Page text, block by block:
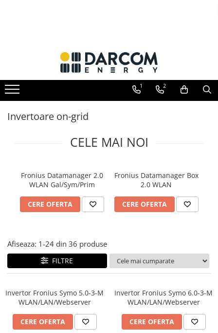
Residential
Industrial
Invertoare hibrid
Multiplus
Invertoare on-grid
Invertoare On-Grid uz rezidențial
Invertoare On-Grid uz industrial
Incarcatoare solare
MPPT
Convertoare DC-DC
Monitorizare si control
Protectii & izolatoare baterii
Cabluri si interfete
1 2
Invertoare on-grid
CELE MAI NOI
Fronius Datamanager 2.0
WLAN Gal/Sym/Prim
CERE OFERTA
Fronius Datamanager Box
2.0 WLAN
CERE OFERTA
Afiseaza: 1-24 din 36 produse
FILTRE
Invertor Fronius Symo 5.0-3-M
WLAN/LAN/Webserver
CERE OFERTA
Invertor Fronius Symo 6.0-3-M
WLAN/LAN/Webserver
CERE OFERTA